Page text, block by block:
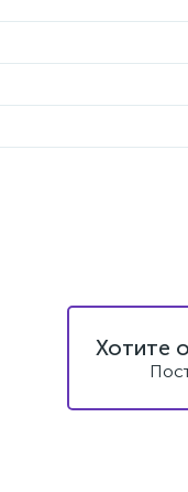
Хотите